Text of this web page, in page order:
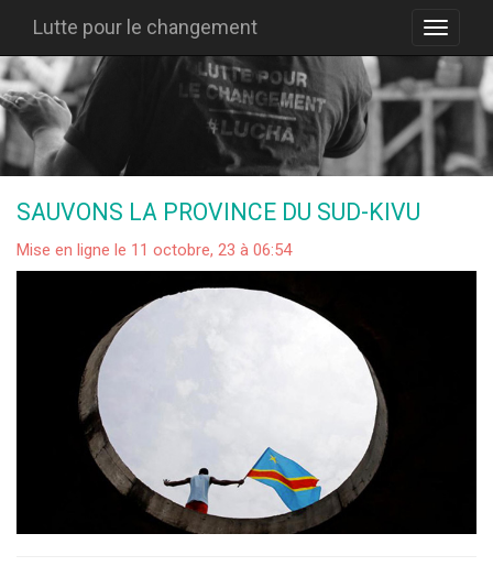
Lutte pour le changement
SAUVONS LA PROVINCE DU SUD-KIVU
Mise en ligne le 11 octobre, 23 à 06:54